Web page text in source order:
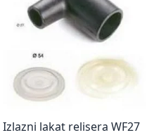
Izlazni lakat relisera WF27